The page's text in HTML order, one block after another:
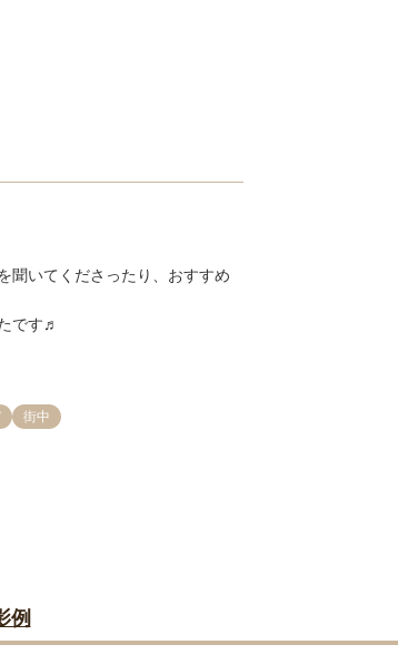
聞いてくださったり、おすすめ
です♬
街中
例